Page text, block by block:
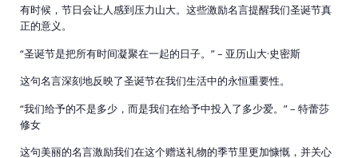
有时候，节日会让人感到压力山大。这些激励名言提醒我们圣诞节真
正的意义。
“圣诞节是把所有时间凝聚在一起的日子。” – 亚历山大·史密斯
这句名言深刻地反映了圣诞节在我们生活中的永恒重要性。
“我们给予的不是多少，而是我们在给予中投入了多少爱。” – 特蕾莎
修女
这句美丽的名言激励我们在这个赠送礼物的季节里更加慷慨，并关心